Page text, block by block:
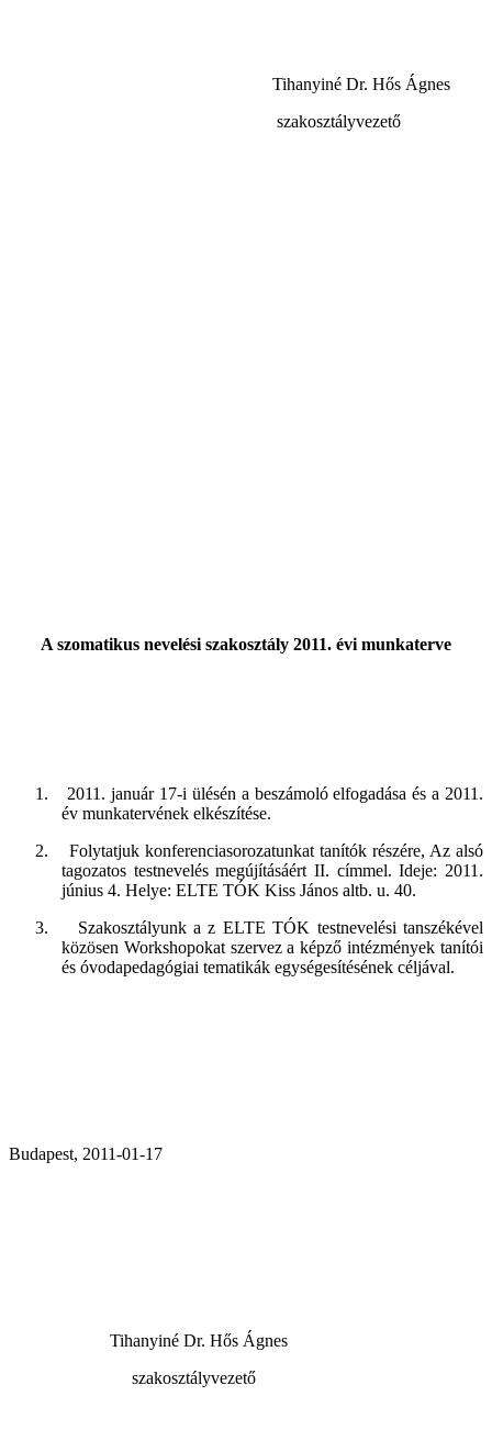
Tihanyiné Dr. Hős Ágnes
szakosztályvezető
A szomatikus nevelési szakosztály 2011. évi munkaterve
1.
2011. január 17-i ülésén a beszámoló elfogadása és a 2011.
év munkatervének elkészítése.
2.
Folytatjuk konferenciasorozatunkat tanítók részére, Az alsó
tagozatos testnevelés megújításáért II. címmel. Ideje: 2011.
június 4. Helye: ELTE TÓK Kiss János altb. u. 40.
3.
Szakosztályunk a z ELTE TÓK testnevelési tanszékével
közösen Workshopokat szervez a képző intézmények tanítói
és óvodapedagógiai tematikák egységesítésének céljával.
Budapest, 2011-01-17
Tihanyiné Dr. Hős Ágnes
szakosztályvezető